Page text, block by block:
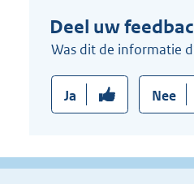
Deel uw
Was dit de informatie
Ja Nee